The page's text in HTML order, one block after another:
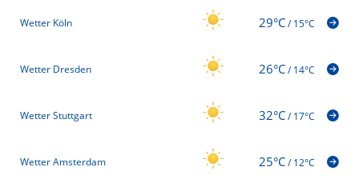
Wetter Köln 29°C/15°C
Wetter Dresden 26°C/14°C
Wetter Stuttgart 32°C/17°C
Wetter Amsterdam 25°C/12°C